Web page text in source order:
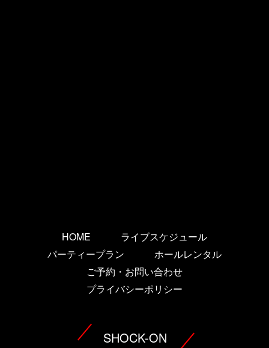
HOME
ライブスケジュール
パーティープラン
ホールレンタル
ご予約・お問い合わせ
プライバシーポリシー
SHOCK-ON